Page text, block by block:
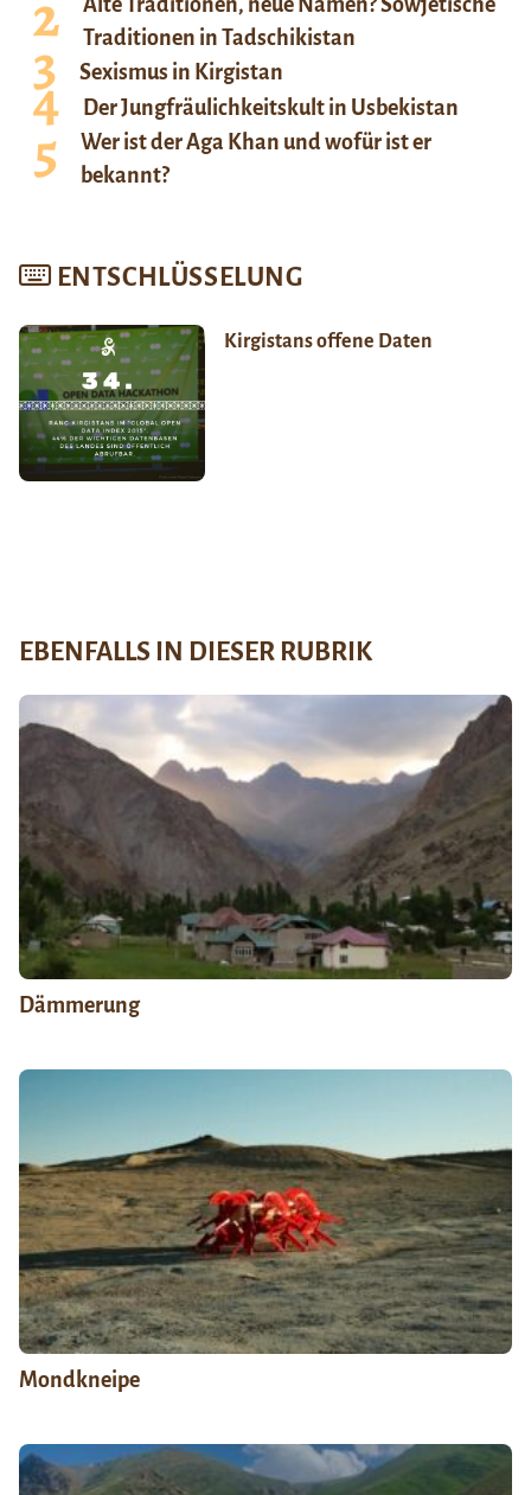
Alte Traditionen, neue Namen? Sowjetische
Traditionen in Tadschikistan
Sexismus in Kirgistan
Der Jungfräulichkeitskult in Usbekistan
Wer ist der Aga Khan und wofür ist er
bekannt?
ENTSCHLÜSSELUNG
Kirgistans offene Daten
EBENFALLS IN DIESER RUBRIK
Dämmerung
Mondkneipe